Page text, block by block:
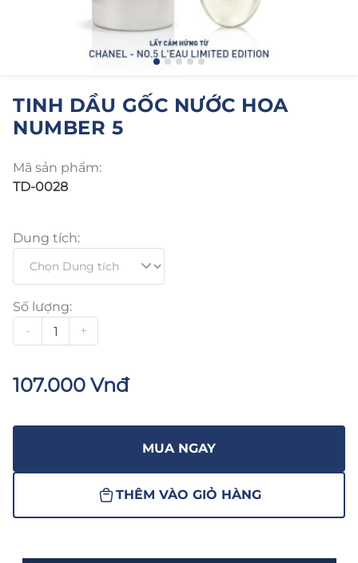
TINH DẦU GỐC NƯỚC HOA
NUMBER 5
Mã sản phẩm:
TD-0028
Dung tích:
Số lượng:
-
+
107.000 Vnđ
MUA NGAY
THÊM VÀO GIỎ HÀNG